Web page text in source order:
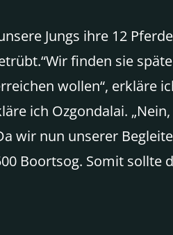
Jungs ihre 12
finden sie
wollen“,
ich Ozgondalai.
wir nun unserer
Boortsog. Somit sollte